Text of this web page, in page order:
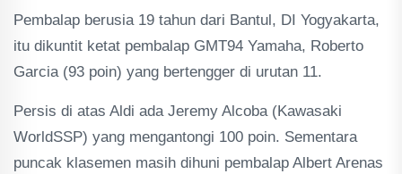
Pembalap berusia 19 tahun dari Bantul, DI Yogyakarta,
itu dikuntit ketat pembalap GMT94 Yamaha, Roberto
Garcia (93 poin) yang bertengger di urutan 11.
Persis di atas Aldi ada Jeremy Alcoba (Kawasaki
WorldSSP) yang mengantongi 100 poin. Sementara
puncak klasemen masih dihuni pembalap Albert Arenas